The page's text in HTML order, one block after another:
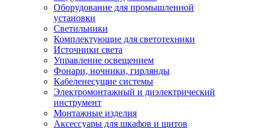
Оборудование для промышленной
установки
Светильники
Комплектующие для светотехники
Источники света
Управление освещением
Фонари, ночники, гирлянды
Кабеленесущие системы
Электромонтажный и диэлектрический
инструмент
Монтажные изделия
Аксессуары для шкафов и щитов